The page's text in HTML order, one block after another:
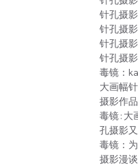
针孔摄
针孔摄
针孔摄
针孔摄
毒镜：
大画幅
摄影作品
毒镜:大
孔摄影
毒镜：
摄影漫